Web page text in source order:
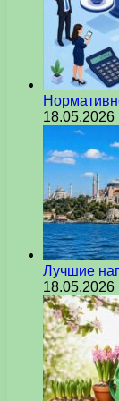
18.05.2026
Лучшие
18.05.2026